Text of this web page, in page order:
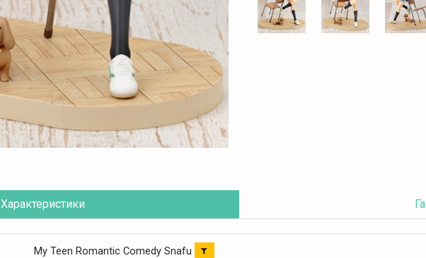
Характеристики
My Teen Romantic Comedy Snafu